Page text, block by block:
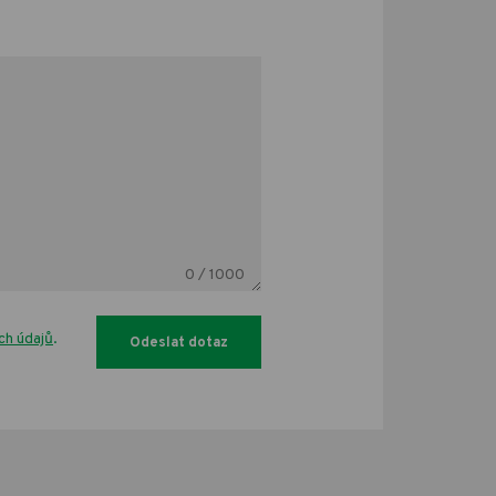
0 / 1000
údajů.